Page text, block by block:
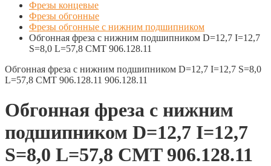
Фрезы концевые
Фрезы обгонные
Фрезы обгонные с нижним подшипником
Обгонная фреза с нижним подшипником D=12,7 I=12,7
S=8,0 L=57,8 CMT 906.128.11
Обгонная фреза с нижним подшипником D=12,7 I=12,7 S=8,0
L=57,8 CMT 906.128.11 906.128.11
Обгонная фреза с нижним
подшипником D=12,7 I=12,7
S=8,0 L=57,8 CMT 906.128.11